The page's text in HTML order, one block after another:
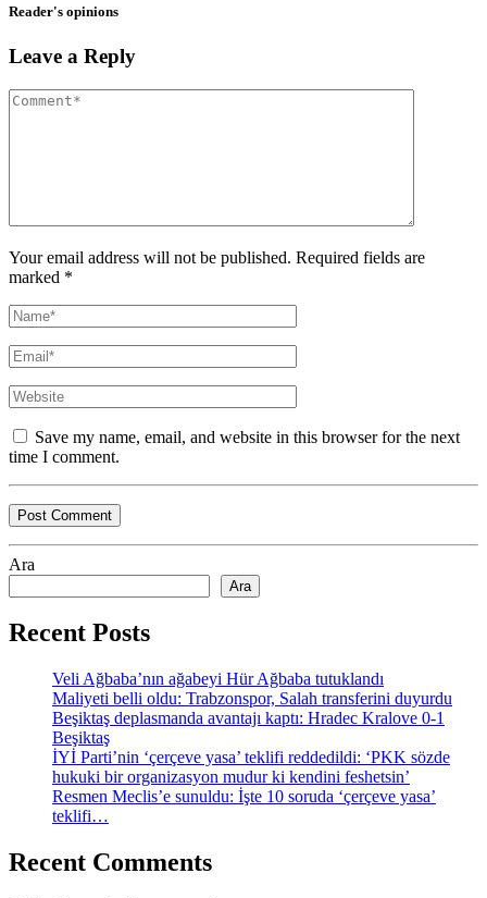
Reader's opinions
Leave a Reply
Your email address will not be published. Required fields are
marked *
Save my name, email, and website in this browser for the next
time I comment.
Ara
Ara
Recent Posts
Veli Ağbaba’nın ağabeyi Hür Ağbaba tutuklandı
Maliyeti belli oldu: Trabzonspor, Salah transferini duyurdu
Beşiktaş deplasmanda avantajı kaptı: Hradec Kralove 0-1
Beşiktaş
İYİ Parti’nin ‘çerçeve yasa’ teklifi reddedildi: ‘PKK sözde
hukuki bir organizasyon mudur ki kendini feshetsin’
Resmen Meclis’e sunuldu: İşte 10 soruda ‘çerçeve yasa’
teklifi…
Recent Comments